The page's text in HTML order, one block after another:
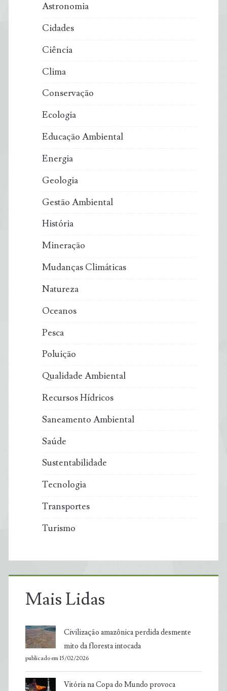
Astronomia
Cidades
Ciência
Clima
Conservação
Ecologia
Educação Ambiental
Energia
Geologia
Gestão Ambiental
História
Mineração
Mudanças Climáticas
Natureza
Oceanos
Pesca
Poluição
Qualidade Ambiental
Recursos Hídricos
Saneamento Ambiental
Saúde
Sustentabilidade
Tecnologia
Transportes
Turismo
Mais Lidas
Civilização amazônica perdida desmente
mito da floresta intocada
publicado em 15/02/2026
Vitória na Copa do Mundo provoca